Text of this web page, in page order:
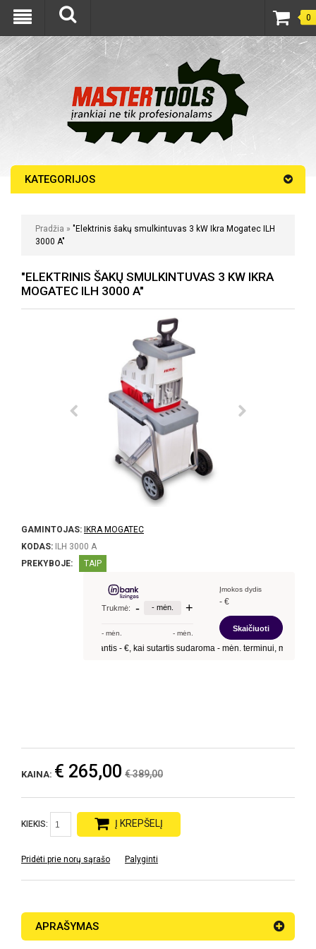
0
KATEGORIJOS
Pradžia » "Elektrinis šakų smulkintuvas 3 kW Ikra Mogatec ILH
3000 A"
"ELEKTRINIS ŠAKŲ SMULKINTUVAS 3 KW IKRA
MOGATEC ILH 3000 A"
GAMINTOJAS: IKRA MOGATEC
KODAS: ILH 3000 A
PREKYBOJE:
TAIP
KAINA: € 265,00 € 389,00
KIEKIS: Į KREPŠELĮ
Pridėti prie norų sąrašo Palyginti
APRAŠYMAS